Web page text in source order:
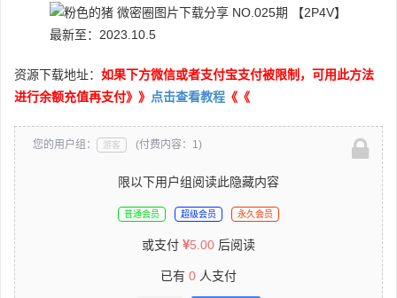
资源下载地址： 如果下方微信或者支付宝支付被限制，可用此方法
进行余额充值再支付》》 点击查看教程 《《
您的用户组： 游客 (付费内容：1)
限以下用户组阅读此隐藏内容
普通会员 超级会员 永久会员
或支付 5.00 后阅读
已有 0 人支付